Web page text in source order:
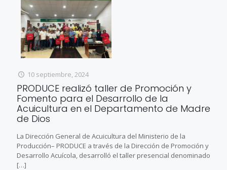
10 septiembre, 2024
PRODUCE realizó taller de Promoción y
Fomento para el Desarrollo de la
Acuicultura en el Departamento de Madre
de Dios
La Dirección General de Acuicultura del Ministerio de la
Producción– PRODUCE a través de la Dirección de Promoción y
Desarrollo Acuícola, desarrolló el taller presencial denominado
[…]